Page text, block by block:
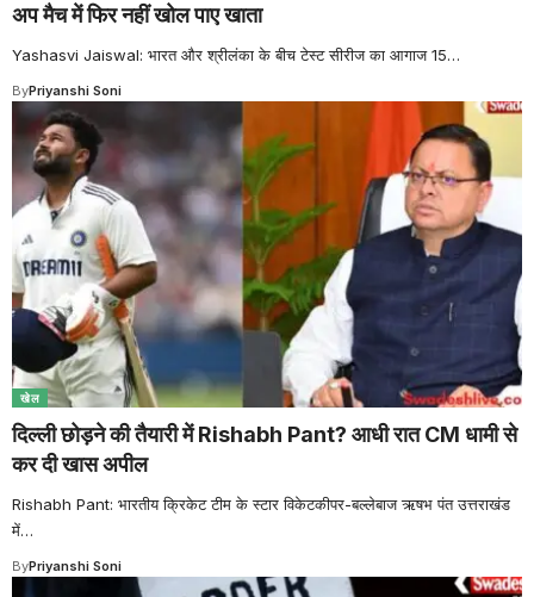
अप मैच में फिर नहीं खोल पाए खाता
Yashasvi Jaiswal: भारत और श्रीलंका के बीच टेस्ट सीरीज का आगाज 15…
ByPriyanshi Soni
खेल
दिल्ली छोड़ने की तैयारी में Rishabh Pant? आधी रात CM धामी से
कर दी खास अपील
Rishabh Pant: भारतीय क्रिकेट टीम के स्टार विकेटकीपर-बल्लेबाज ऋषभ पंत उत्तराखंड
में…
ByPriyanshi Soni